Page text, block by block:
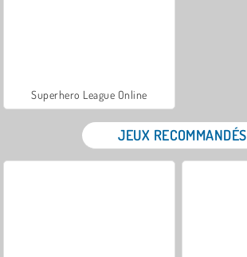
Superhero League Online
JEUX RECOMMANDÉS